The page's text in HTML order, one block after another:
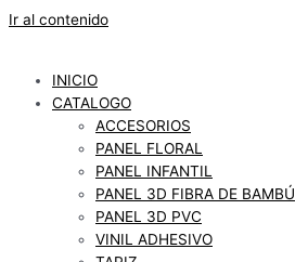
Ir al contenido
INICIO
CATALOGO
ACCESORIOS
PANEL FLORAL
PANEL INFANTIL
PANEL 3D FIBRA DE BAMBÚ
PANEL 3D PVC
VINIL ADHESIVO